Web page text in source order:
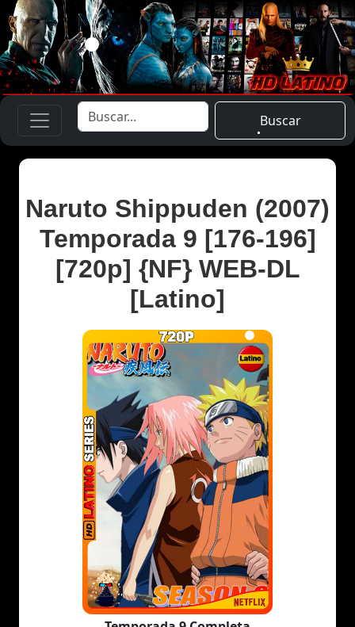
Buscar
Naruto Shippuden (2007)
Temporada 9 [176-196]
[720p] {NF} WEB-DL
[Latino]